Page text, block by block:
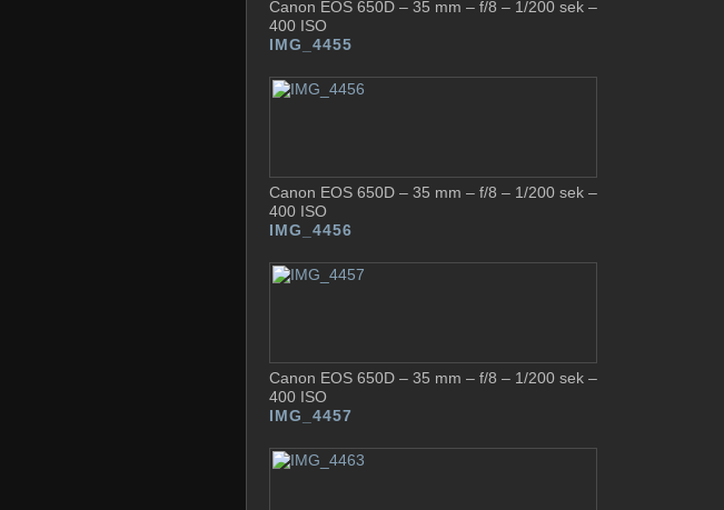
Canon EOS 650D – 35 mm – f/8 – 1/200 sek –
400 ISO
IMG_4455
Canon EOS 650D – 35 mm – f/8 – 1/200 sek –
400 ISO
IMG_4456
Canon EOS 650D – 35 mm – f/8 – 1/200 sek –
400 ISO
IMG_4457